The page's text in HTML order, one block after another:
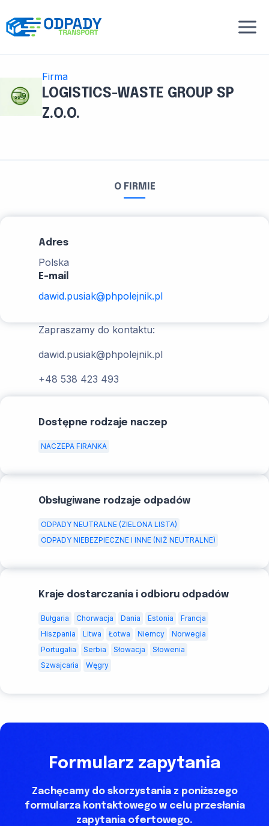
do
treści
Firma
LOGISTICS-WASTE GROUP SP
Z.O.O.
O FIRMIE
Adres
Polska
E-mail
dawid.pusiak@phpolejnik.pl
Zapraszamy do kontaktu:
dawid.pusiak@phpolejnik.pl
+48 538 423 493
Dostępne rodzaje naczep
NACZEPA FIRANKA
Obsługiwane rodzaje odpadów
ODPADY NEUTRALNE (ZIELONA LISTA)
ODPADY NIEBEZPIECZNE I INNE (NIŻ NEUTRALNE)
Kraje dostarczania i odbioru odpadów
Bułgaria Chorwacja Dania Estonia
Francja
Hiszpania
Litwa Łotwa Niemcy
Norwegia
Portugalia
Serbia Słowacja
Słowenia
Szwajcaria
Węgry
Formularz zapytania
Zachęcamy do skorzystania z poniższego
formularza kontaktowego w celu przesłania
zapytania ofertowego.